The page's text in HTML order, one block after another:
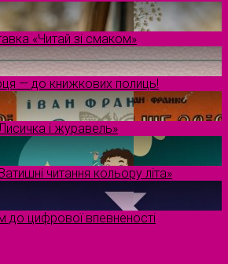
«Читай зі смаком»
— до книжкових полиць!
і журавель»
читання кольору літа»
до цифрової впевненості